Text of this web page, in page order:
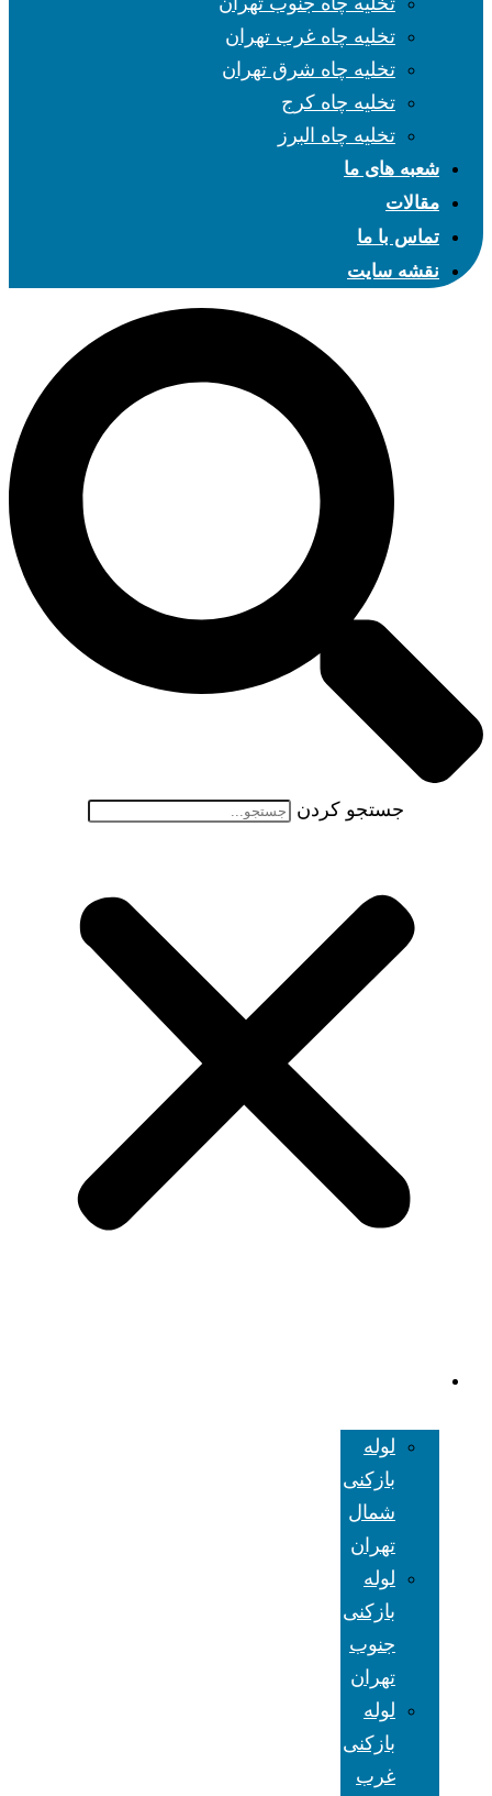
تخلیه چاه غرب تهران
تخلیه چاه شرق تهران
تخلیه چاه کرج
تخلیه چاه البرز
شعبه های ما
مقالات
تماس با ما
نقشه سایت
جستجو کردن
لوله
بازکنی
شمال
تهران
لوله
بازکنی
جنوب
تهران
لوله
بازکنی
غرب